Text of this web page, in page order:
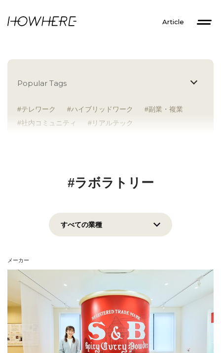
Article
Popular Tags
テレワーク ハイブリッドワーク
副業・複業
社内コミュニティ
リアルテック
サテライトオフィス
ラボラトリー
チームプレー重視
フリーアドレス
個々が活躍
安定志向
View all
#ラボラトリー
メーカー